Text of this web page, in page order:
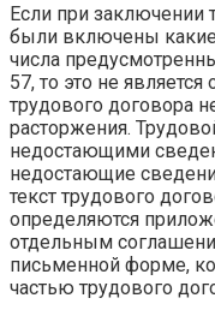
Если при заключении
были включены
числа
57, то это не
трудового договора
расторжения.
недостающими
недостающие
текст трудового
определяются
отдельным
письменной форме,
частью трудового